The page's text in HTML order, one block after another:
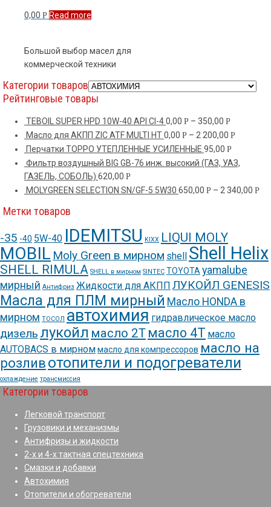
0,00 Р Read more
Большой выбор масел для
коммерческой техники
Категории товаров
Рейтинговые товары
TEBOIL SUPER HPD 10W-40 API CI-40,00 Р – 350,00 Р
Масло для АКПП ZIC ATF MULTI HT0,00 Р – 2 200,00 Р
Перчатки ТОРРО УТЕПЛЕННЫЕ УСИЛЕННЫЕ 95,00 Р
Фильтр воздушный BIG GB-76 инж. высокий (ГАЗ, УАЗ,
ГАЗЕЛЬ, СОБОЛЬ) 620,00 Р
MOLYGREEN SELECTION SN/GF-5 5W30 650,00 Р – 2 340,00 Р
Метки товаров
-35 -40 5W-40 IDEMITSU KIXX LIQUI MOLY
MOBIL Moly Green в мирном shell Shell Helix
SHELL RIMULA SHELL в мирном SINTEC TOYOTA yamalube
мирный Антифриз Жидкости для АКПП ЛУКОЙЛ GENESIS
Масла для ПЛМ мирный Масло HONDA в
мирном ТОСОЛ автохимия гидравлическое масло
дизель лукойл масло 2Т масло 4Т масло
AUTOBACS в мирноммасло для компрессоров масло на
розливотопители и подогреватели
охлаждение трансмиссия
Категории товаров
Легковой транспорт
Грузовики и механизмы
Антифризы и жидкости
2-х и 4-х тактная спецтехника
Смазки и добавки
Автохимия
Отопители и обогреватели